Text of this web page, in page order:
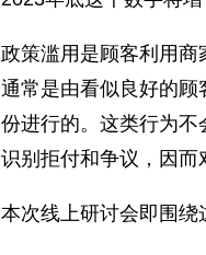
政策滥用是顾客利用商
通常是由看似良好的
份进行的。这类行为
识别拒付和争议，因而
本次线上研讨会即围绕